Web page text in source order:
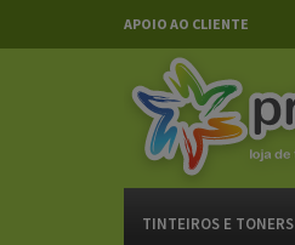
APOIO AO CLIENTE
TINTEIROS E TONERS